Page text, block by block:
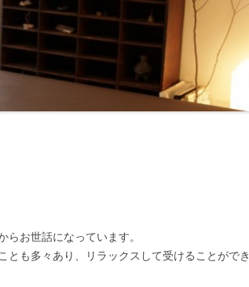
お世話になっています。
も多々あり、リラックスして受けることができ